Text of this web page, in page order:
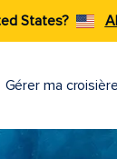
States?
Gérer ma croisière​